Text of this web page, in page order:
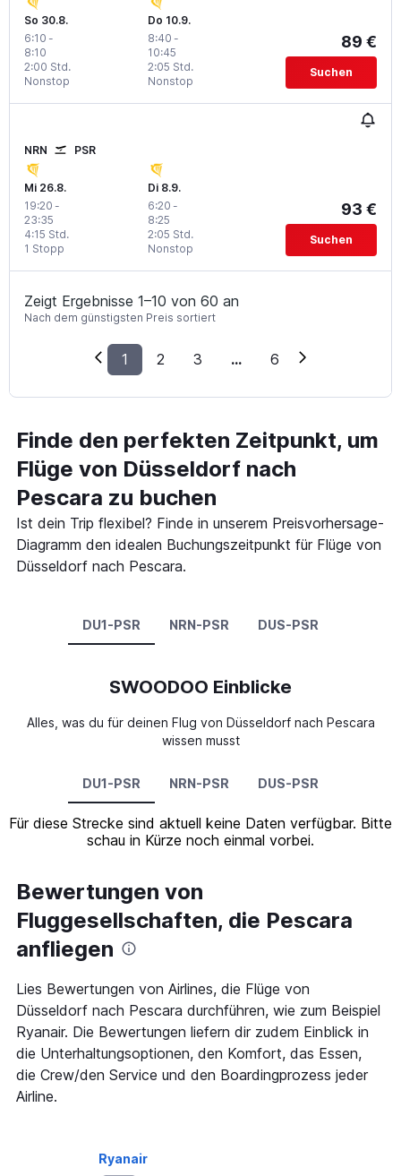
So 30.8.
6:10 -
8:10
Nonstop
2:00 Std.
Do 10.9.
8:40 -
10:45
Nonstop
2:05 Std.
89 €
Suchen
NRN PSR
Mi 26.8.
19:20 -
23:35
1 Stopp
4:15 Std.
Di 8.9.
6:20 -
8:25
Nonstop
2:05 Std.
93 €
Suchen
Zeigt Ergebnisse 1–10 von 60 an
Nach dem günstigsten Preis sortiert
1 2 3 ... 6
Finde den perfekten Zeitpunkt, um
Flüge von Düsseldorf nach
Pescara zu buchen
Ist dein Trip flexibel? Finde in unserem Preisvorhersage-
Diagramm den idealen Buchungszeitpunkt für Flüge von
Düsseldorf nach Pescara.
DU1-PSR NRN-PSR DUS-PSR
SWOODOO Einblicke
Alles, was du für deinen Flug von Düsseldorf nach Pescara
wissen musst
DU1-PSR NRN-PSR DUS-PSR
Für diese Strecke sind aktuell keine Daten verfügbar. Bitte
schau in Kürze noch einmal vorbei.
Bewertungen von
Fluggesellschaften, die Pescara
anfliegen
Lies Bewertungen von Airlines, die Flüge von
Düsseldorf nach Pescara durchführen, wie zum Beispiel
Ryanair. Die Bewertungen liefern dir zudem Einblick in
die Unterhaltungsoptionen, den Komfort, das Essen,
die Crew/den Service und den Boardingprozess jeder
Airline.
Ryanair